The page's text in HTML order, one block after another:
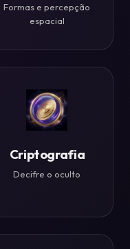
Formas e percepção
espacial
Criptografia
Decifre o oculto